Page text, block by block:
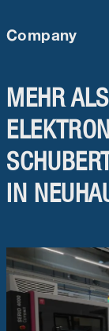
Company
MEHR
IN